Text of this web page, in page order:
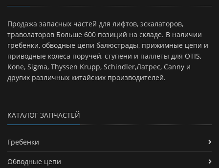
Продажа запасных частей для лифтов, эскалаторов,
траволаторов Больше 600 позиций на складе. В наличии
гребенки, обводные цепи балюстрады, прижимные цепи и
приводные колеса поручей, ступени и паллеты для OTIS,
Kone, Sigma, Thyssen Krupp, Schindler,Латрес, Canny и
других различных китайских производителей.
КАТАЛОГ ЗАПЧАСТЕЙ
Гребенки
Обводные цепи